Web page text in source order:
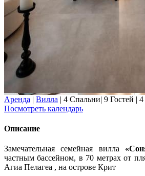
Аренда | Вилла | 4 Спальни| 9 Гостей |
Посмотреть календарь
Описание
Замечательная семейная вилла
частным бассейном, в 70 метрах от
Агиа Пелагеа , на острове Крит